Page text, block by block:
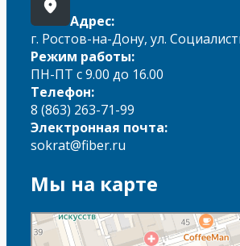
Адрес:
г. Ростов-на-Дону, ул.
Режим работы:
ПН-ПТ с 9.00 до 16.00
Телефон:
8 (863) 263-71-99
Электронная почта:
sokrat@fiber.ru
Мы на карте
Сократ
Колледж в Ростове‑на‑Дону